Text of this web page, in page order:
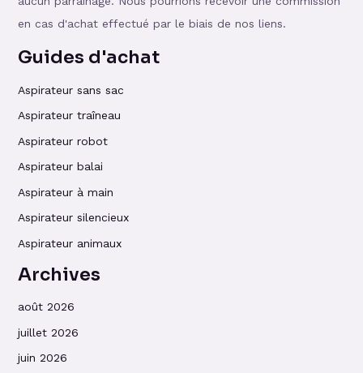
en cas d'achat effectué par le biais de nos liens.
Guides d'achat
Aspirateur sans sac
Aspirateur traîneau
Aspirateur robot
Aspirateur balai
Aspirateur à main
Aspirateur silencieux
Aspirateur animaux
Archives
août 2026
juillet 2026
juin 2026